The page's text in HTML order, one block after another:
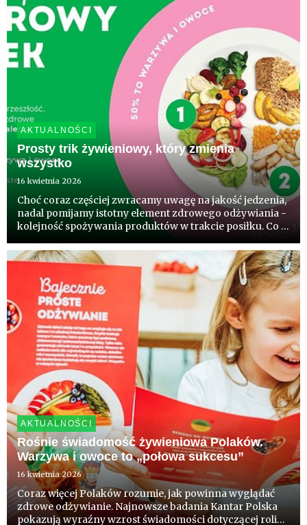
AKTUALNOŚCI
Prosty trik żywieniowy, który zmienia
wszystko
16 kwietnia 2026
Choć coraz częściej zwracamy uwagę na jakość jedzenia,
nadal pomijamy istotny element zdrowego odżywiania -
kolejność spożywania produktów w trakcie posiłku. Co 5
komentują eksperci.
AKTUALNOŚCI
Rośnie świadomość żywieniowa Polaków.
Warzywa i owoce to „połowa sukcesu”
16 kwietnia 2026
Coraz więcej Polaków rozumie, jak powinna wyglądać
zdrowe odżywianie. Najnowsze badania Kantar Polska
pokazują wyraźny wzrost świadomości dotyczącej roli